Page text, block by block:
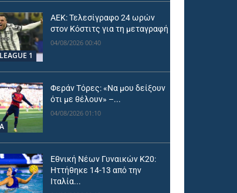
1
ΑΕΚ: Τελεσίγραφο 24 ωρών
στον Κόστιτς για τη μεταγραφή
04/08/2026 00:40
Φεράν Τόρες: «Να μου δείξουν
ότι με θέλουν» –...
04/08/2026 01:10
Εθνική Νέων Γυναικών Κ20:
Ηττήθηκε 14-13 από την
Ιταλία...